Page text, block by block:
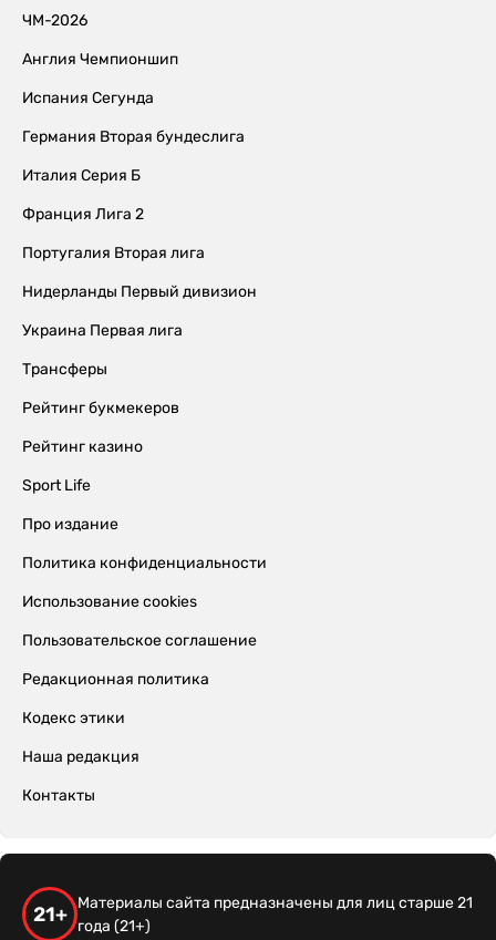
ЧМ-2026
Англия Чемпионшип
Испания Сегунда
Германия Вторая бундеслига
Италия Серия Б
Франция Лига 2
Португалия Вторая лига
Нидерланды Первый дивизион
Украина Первая лига
Трансферы
Рейтинг букмекеров
Рейтинг казино
Sport Life
Про издание
Политика конфиденциальности
Использование cookies
Пользовательское соглашение
Редакционная политика
Кодекс этики
Наша редакция
Контакты
21+
Материалы сайта предназначены для лиц старше 21
года (21+)